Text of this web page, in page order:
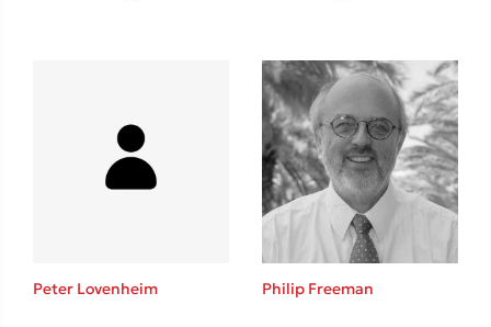
Pierdomenico Baccalario
Δανάη Ιμπραχήμ
Τεστ: Ποιο αστυνομικό βιβλίο σου ταιριάζει για το καλοκαίρι;
Peter Lovenheim Philip Freeman